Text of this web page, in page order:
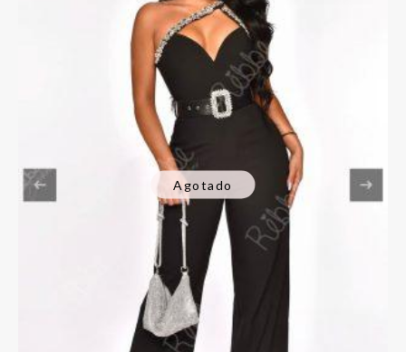
Agotado